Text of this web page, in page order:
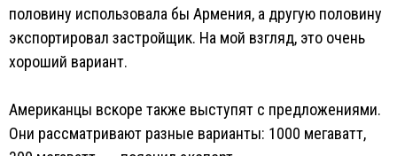
половину использовала бы Армения, а другую половину
экспортировал застройщик. На мой взгляд, это очень
хороший вариант.
Американцы вскоре также выступят с предложениями.
Они рассматривают разные варианты: 1000 мегаватт,